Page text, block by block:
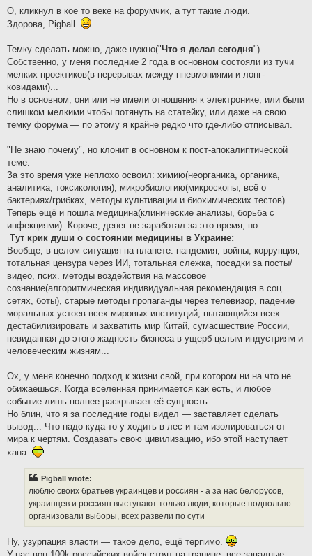
О, кликнул в кое то веке на форумчик, а тут такие люди.
Здорова, Pigball.
Темку сделать можно, даже нужно("Что я делал сегодня").
Собственно, у меня последние 2 года в основном состояли из тучи
мелких проектиков(в перерывах между пневмониями и лонг-
ковидами)...
Но в основном, они или не имели отношения к электронике, или были
слишком мелкими чтобы потянуть на статейку, или даже на свою
темку форума — по этому я крайне редко что где-либо отписывал.
"Не знаю почему", но клонит в основном к пост-апокалиптической
теме.
За это время уже неплохо освоил: химию(неорганика, органика,
аналитика, токсикология), микробиологию(микроскопы, всё о
бактериях/грибках, методы культивации и биохимических тестов)...
Теперь ещё и пошла медицина(клинические анализы, борьба с
инфекциями). Короче, денег не заработал за это время, но...
Тут крик души о состоянии медицины в Украине:
Вообще, в целом ситуация на планете: пандемия, войны, коррупция,
тотальная цензура через ИИ, тотальная слежка, посадки за посты/
видео, псих. методы воздействия на массовое
сознание(алгоритмическая индивидуальная рекомендация в соц.
сетях, боты), старые методы пропаганды через телевизор, падение
моральных устоев всех мировых институций, пытающийся всех
дестабилизировать и захватить мир Китай, сумасшествие России,
невиданная до этого жадность бизнеса в ущерб целым индустриям и
человеческим жизням...
Ох, у меня конечно подход к жизни свой, при котором ни на что не
обижаешься. Когда вселенная принимается как есть, и любое
событие лишь полнее раскрывает её сущность...
Но блин, что я за последние годы видел — заставляет сделать
вывод... Что надо куда-то у ходить в лес и там изолироваться от
мира к чертям. Создавать свою цивилизацию, ибо этой наступает
хана.
Pigball wrote:
люблю своих братьев украинцев и россиян - а за нас белорусов,
украинцев и россиян выступают только люди, которые подпольно
организовали выборы, всех развели по сути
Ну, узурпация власти — такое дело, ещё терпимо.